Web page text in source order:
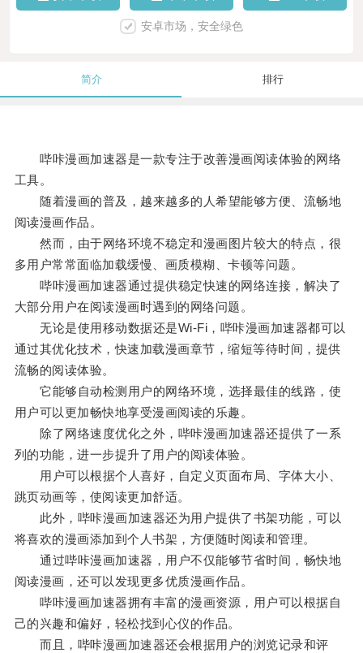
安卓市场，安全绿色
简介 排行
哔咔漫画加速器是一款专注于改善漫画阅读体验的网络
工具。
随着漫画的普及，越来越多的人希望能够方便、流畅地
阅读漫画作品。
然而，由于网络环境不稳定和漫画图片较大的特点，很
多用户常常面临加载缓慢、画质模糊、卡顿等问题。
哔咔漫画加速器通过提供稳定快速的网络连接，解决了
大部分用户在阅读漫画时遇到的网络问题。
无论是使用移动数据还是Wi-Fi，哔咔漫画加速器都可以
通过其优化技术，快速加载漫画章节，缩短等待时间，提供
流畅的阅读体验。
它能够自动检测用户的网络环境，选择最佳的线路，使
用户可以更加畅快地享受漫画阅读的乐趣。
除了网络速度优化之外，哔咔漫画加速器还提供了一系
列的功能，进一步提升了用户的阅读体验。
用户可以根据个人喜好，自定义页面布局、字体大小、
跳页动画等，使阅读更加舒适。
此外，哔咔漫画加速器还为用户提供了书架功能，可以
将喜欢的漫画添加到个人书架，方便随时阅读和管理。
通过哔咔漫画加速器，用户不仅能够节省时间，畅快地
阅读漫画，还可以发现更多优质漫画作品。
哔咔漫画加速器拥有丰富的漫画资源，用户可以根据自
己的兴趣和偏好，轻松找到心仪的作品。
而且，哔咔漫画加速器还会根据用户的浏览记录和评